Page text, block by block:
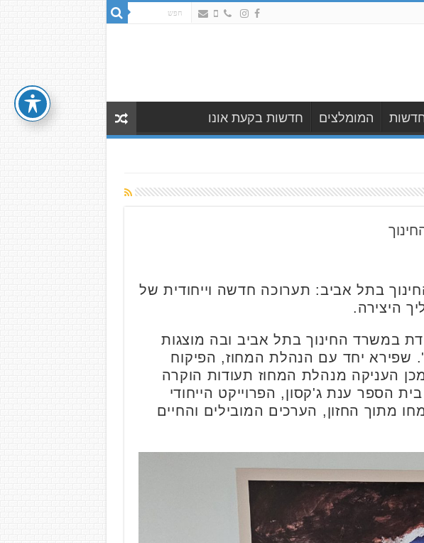
חדשות המומלצים חדשות בקעת אונו
בתל אביב: תערוכה חדשה וייחודית של
היצירה.
במשרד החינוך בתל אביב ובה מוצגות
שפירא יחד עם הנהלת המחוז, הפיקוח
העניקה מנהלת המחוז תעודות הוקרה
הספר ענת ג'קסון, הפרוייקט הייחודי
מתוך החזון, הערכים המובילים והחיים